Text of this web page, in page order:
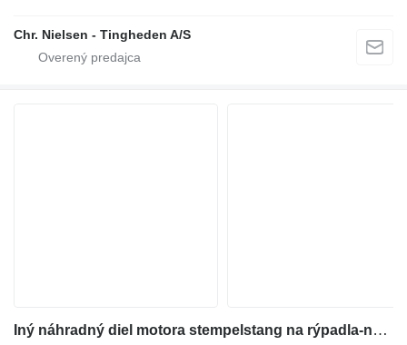
Chr. Nielsen - Tingheden A/S
Iný náhradný diel motora stempelstang na rýpadla-nakladača Hydrema 906